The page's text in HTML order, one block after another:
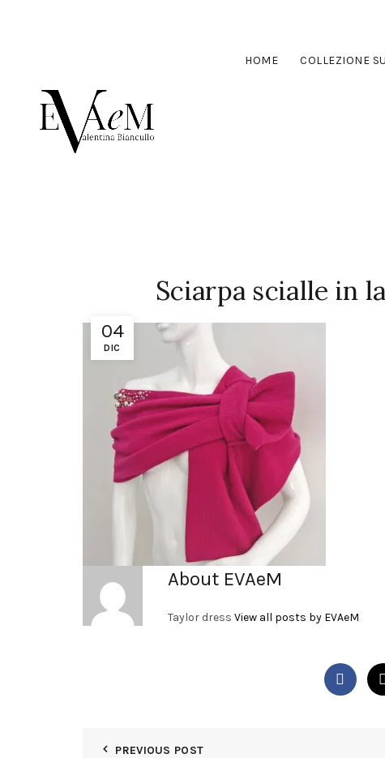
HOME COLLEZIONE
04
DIC
Sciarpa scialle in
About EVAeM
Taylor dress View all posts by EVAeM
PREVIOUS POST